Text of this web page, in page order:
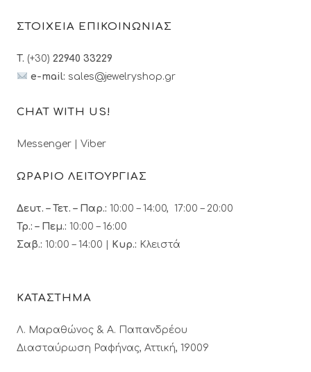
ΣΤΟΙΧΕΙΑ ΕΠΙΚΟΙΝΩΝΙΑΣ
T. (+30) 22940 33229
e-mail: sales@jewelryshop.gr
CHAT WITH US!
Messenger Viber
ΩΡΑΡΙΟ ΛΕΙΤΟΥΡΓΙΑΣ
Δευτ. – Τετ. – Παρ.: 10:00 – 14:00, 17:00 – 20:00
Τρ.: – Πεμ.: 10:00 – 16:00
Σαβ.: 10:00 – 14:00 | Κυρ.: Κλειστά
ΚΑΤΑΣΤΗΜΑ
Λ. Μαραθώνος & A. Παπανδρέου
Διασταύρωση Ραφήνας, Αττική, 19009